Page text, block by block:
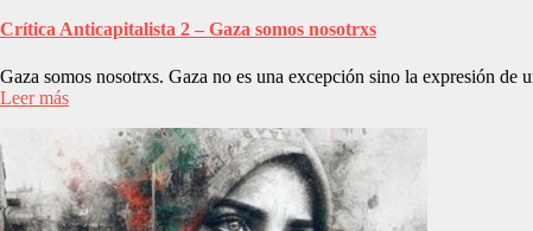
Crítica Anticapitalista 2 – Gaza somos nosotrxs
Gaza somos nosotrxs. Gaza no es una excepción sino la expresión
Leer más